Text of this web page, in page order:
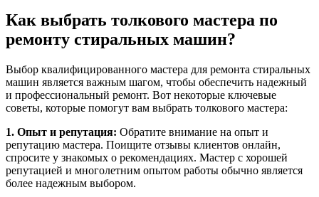
Как выбрать толкового мастера по
ремонту стиральных машин?
Выбор квалифицированного мастера для ремонта стиральных
машин является важным шагом, чтобы обеспечить надежный
и профессиональный ремонт. Вот некоторые ключевые
советы, которые помогут вам выбрать толкового мастера:
1. Опыт и репутация: Обратите внимание на опыт и
репутацию мастера. Поищите отзывы клиентов онлайн,
спросите у знакомых о рекомендациях. Мастер с хорошей
репутацией и многолетним опытом работы обычно является
более надежным выбором.